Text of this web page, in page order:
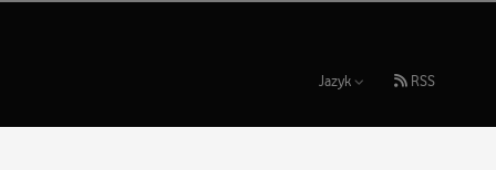
Jazyk RSS